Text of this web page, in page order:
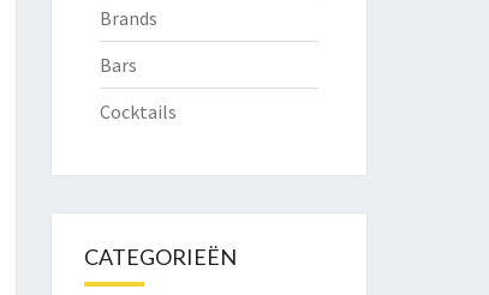
Brands
Bars
Cocktails
CATEGORIEËN